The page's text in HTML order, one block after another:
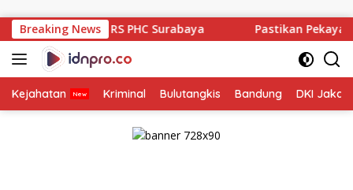
ke
konten
Breaking News
Surabaya Pastikan Pekayanan Maksimal, Direksi
Kejahatan Kriminal Bulutangkis Bandung DKI